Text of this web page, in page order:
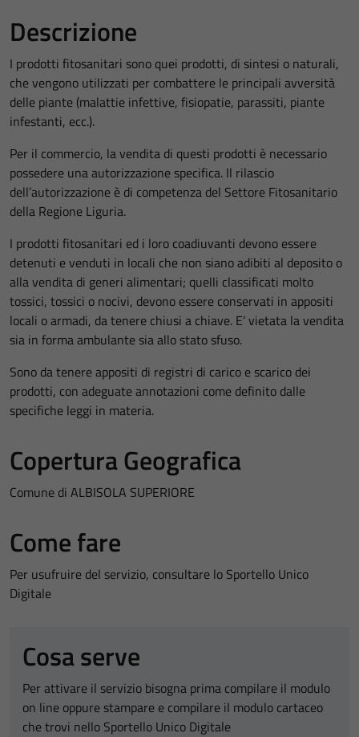
Descrizione
I prodotti fitosanitari sono quei prodotti, di sintesi o naturali,
che vengono utilizzati per combattere le principali avversità
delle piante (malattie infettive, fisiopatie, parassiti, piante
infestanti, ecc.).
Per il commercio, la vendita di questi prodotti è necessario
possedere una autorizzazione specifica. Il rilascio
dell’autorizzazione è di competenza del Settore Fitosanitario
della Regione Liguria.
I prodotti fitosanitari ed i loro coadiuvanti devono essere
detenuti e venduti in locali che non siano adibiti al deposito o
alla vendita di generi alimentari; quelli classificati molto
tossici, tossici o nocivi, devono essere conservati in appositi
locali o armadi, da tenere chiusi a chiave. E’ vietata la vendita
sia in forma ambulante sia allo stato sfuso.
Sono da tenere appositi di registri di carico e scarico dei
prodotti, con adeguate annotazioni come definito dalle
specifiche leggi in materia.
Copertura Geografica
Comune di ALBISOLA SUPERIORE
Come fare
Per usufruire del servizio, consultare lo Sportello Unico
Digitale
Cosa serve
Per attivare il servizio bisogna prima compilare il modulo
on line oppure stampare e compilare il modulo cartaceo
che trovi nello Sportello Unico Digitale